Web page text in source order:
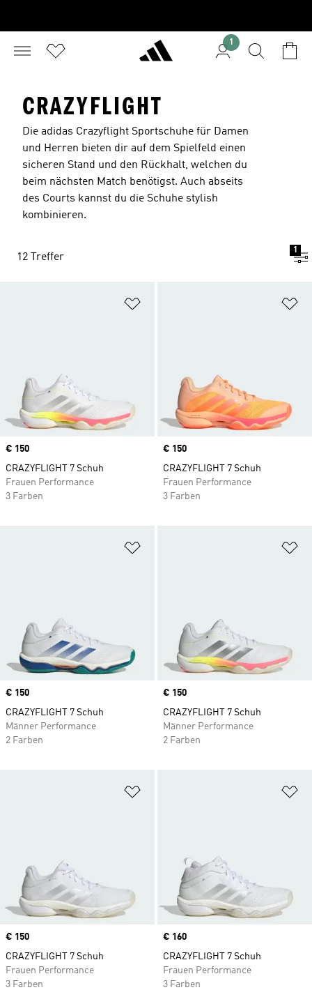
1
CRAZYFLIGHT
Die adidas Crazyflight Sportschuhe für Damen
und Herren bieten dir auf dem Spielfeld einen
sicheren Stand und den Rückhalt, welchen du
beim nächsten Match benötigst. Auch abseits
des Courts kannst du die Schuhe stylish
kombinieren.
12 Treffer
1
Price
€ 150
CRAZYFLIGHT 7 Schuh
Frauen Performance
3 Farben
Price
€ 150
CRAZYFLIGHT 7 Schuh
Frauen Performance
3 Farben
Price
€ 150
CRAZYFLIGHT 7 Schuh
Männer Performance
2 Farben
Price
€ 150
CRAZYFLIGHT 7 Schuh
Männer Performance
2 Farben
Price
€ 150
CRAZYFLIGHT 7 Schuh
Frauen Performance
3 Farben
Price
€ 160
CRAZYFLIGHT 7 Schuh
Frauen Performance
3 Farben